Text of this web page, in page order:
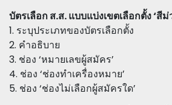
บัตรเลือก ส.ส. แบบแบ่งเขตเลือกตั้ง ‘สีม่
1. ระบุประเภทของบัตรเลือกตั้ง
2. คำอธิบาย
3. ช่อง ‘หมายเลขผู้สมัคร’
4. ช่อง ‘ช่องทำเครื่องหมาย’
5. ช่อง ‘ช่องไม่เลือกผู้สมัครใด’